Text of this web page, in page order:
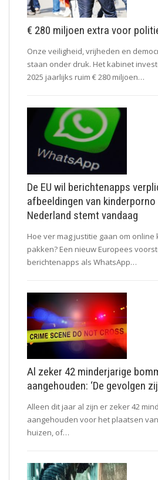
€ 280 miljoen extra voor
Onze veiligheid, vrijheden en
staan onder druk. Het kabinet
2025 jaarlijks ruim € 280 miljoen…
De EU wil berichtenapps
afbeeldingen van
Nederland stemt vandaag
Hoe ver mag justitie gaan om
pakken? Een nieuw Europees
berichtenapps als WhatsApp…
Al zeker 42 minderjarige
aangehouden: ‘De gevolgen
Alleen dit jaar al zijn er zeker 42
aangehouden voor het plaatsen
huizen, of…